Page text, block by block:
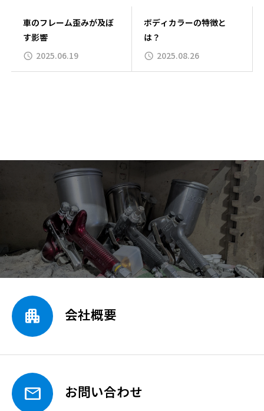
車のフレーム歪みが及ぼ
す影響
2025.06.19
ボディカラーの特徴と
は？
2025.08.26
 会社概要
 お問い合わせ